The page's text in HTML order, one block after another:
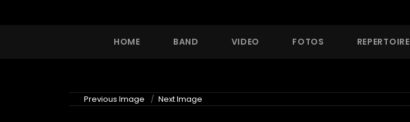
HOME BAND VIDEO FOTOS REPERTOIRE
Previous Image Next Image